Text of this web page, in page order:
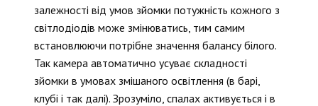
залежності від умов зйомки потужність кожного з
світлодіодів може змінюватись, тим самим
встановлюючи потрібне значення балансу білого.
Так камера автоматично усуває складності
зйомки в умовах змішаного освітлення (в барі,
клубі і так далі). Зрозуміло, спалах активується і в